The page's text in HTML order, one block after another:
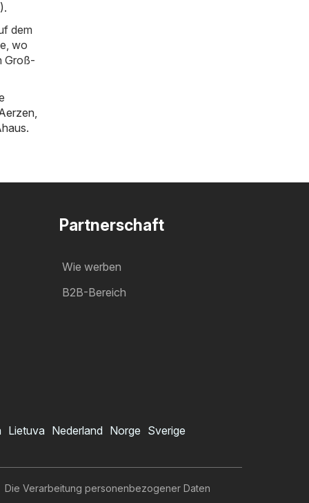
.
dem
wo
Groß-
,
.
Partnerschaft
Wie werben
B2B-Bereich
Lietuva Nederland Norge Sverige
Die Verarbeitung personenbezogener Daten